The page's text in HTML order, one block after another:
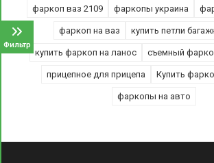
Фильтр
фаркоп ваз 2109 фаркопы украина
фаркоп на ваз купить петли
купить фаркоп на ланос съемный
прицепное для прицепа Купить
фаркопы на авто